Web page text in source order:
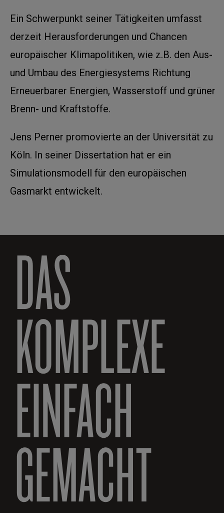
Ein Schwerpunkt seiner Tätigkeiten umfasst
derzeit Herausforderungen und Chancen
europäischer Klimapolitiken, wie z.B. den Aus-
und Umbau des Energiesystems Richtung
Erneuerbarer Energien, Wasserstoff und grüner
Brenn- und Kraftstoffe.
Jens Perner promovierte an der Universität zu
Köln. In seiner Dissertation hat er ein
Simulationsmodell für den europäischen
Gasmarkt entwickelt.
DAS
KOMPLEXE
EINFACH
GEMACHT